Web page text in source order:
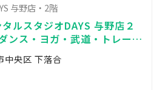
与野店・2階
タルスタジオDAYS 与野店２
ンス・ヨガ・武道・トレーニ
音響完備♫
中央区 下落合